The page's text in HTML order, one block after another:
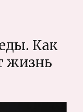
Авторский
Как
жизнь